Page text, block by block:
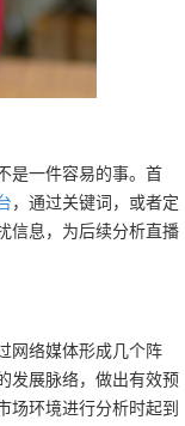
是一件容易的事。首
，通过关键词，或者定
信息，为后续分析直播
网络媒体形成几个阵
发展脉络，做出有效预
场环境进行分析时起到